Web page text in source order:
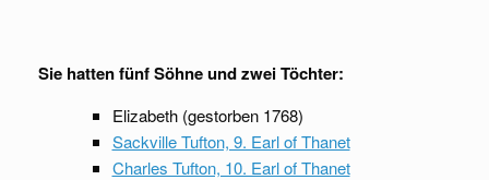
Sie hatten fünf Söhne und zwei Töchter:
Elizabeth (gestorben 1768)
Sackville Tufton, 9. Earl of Thanet
Charles Tufton, 10. Earl of Thanet